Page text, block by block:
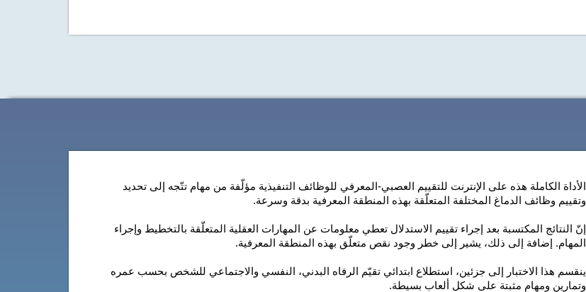
الأداة الكاملة هذه على الإنترنت للتقييم العصبي-المعرفي للوظائف التنفيذية مؤلّفة من مهام تتّجه إلى تحديد
وتقييم وظائف الدماغ المختلفة المتعلّقة بهذه المنطقة المعرفية بدقة وسرعة.
إنّ النتائج المكتسبة بعد إجراء تقييم الاستدلال تعطي معلومات عن المهارات العقلية المتعلّقة بالتخطيط وإجراء
المهام. إضافة إلى ذلك، يشير إلى خطر وجود نقص متعلّق بهذه المنطقة المعرفية.
ينقسم هذا الاختبار إلى جزئين، استطلاع ابتدائي تقيّم الرفاه البدني، النفسي والاجتماعي للشخص بحسب عمره
وتمارين ومهام مثبتة على شكل ألعاب بسيطة.